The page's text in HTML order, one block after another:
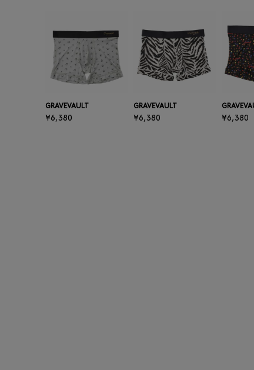
GRAVEVAULT
¥6,380
GRAVEVAULT
¥6,380 ¥6,380